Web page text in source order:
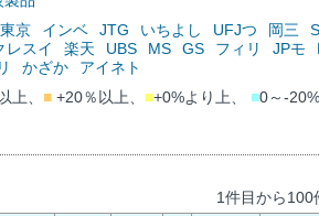
京 インベ JTG いちよし UFJつ 岡三
レスイ 楽天 UBS MS GS フィリ JPモ
かざか
アイネト
上、 ■+20％以上、 ■+0%より上、 ■0～-20%
1件目から100